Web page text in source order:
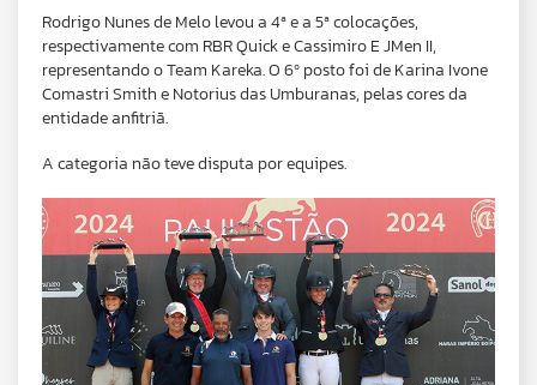
Rodrigo Nunes de Melo levou a 4ª e a 5ª colocações,
respectivamente com RBR Quick e Cassimiro E JMen II,
representando o Team Kareka. O 6º posto foi de Karina Ivone
Comastri Smith e Notorius das Umburanas, pelas cores da
entidade anfitriã.
A categoria não teve disputa por equipes.